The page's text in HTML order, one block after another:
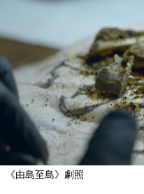
《由島至島》劇照